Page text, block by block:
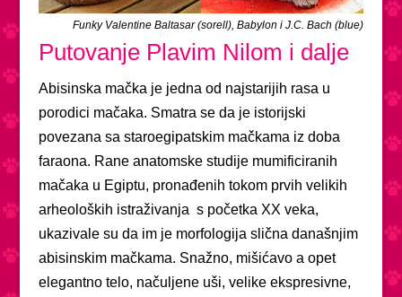
Funky Valentine Baltasar (sorell), Babylon i J.C. Bach (blue)
Putovanje Plavim Nilom i dalje
Abisinska mačka je jedna od najstarijih rasa u
porodici mačaka. Smatra se da je istorijski
povezana sa staroegipatskim mačkama iz doba
faraona. Rane anatomske studije mumificiranih
mačaka u Egiptu, pronađenih tokom prvih velikih
arheoloških istraživanja s početka XX veka,
ukazivale su da im je morfologija slična današnjim
abisinskim mačkama. Snažno, mišićavo a opet
elegantno telo, načuljene uši, velike ekspresivne,